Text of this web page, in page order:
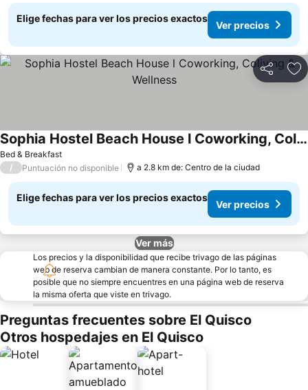
Elige fechas para ver los precios exactos
Ver precios
Compartir
Bed & Breakfast
Sophia Hostel Beach House l Coworking, Coliving & Wellness
/ Puntuación no disponible a 2.8 km de: Centro de la ciudad
Elige fechas para ver los precios exactos
Ver precios
Ver más
Los precios y la disponibilidad que recibe trivago de las páginas
web de reserva cambian de manera constante. Por lo tanto, es
posible que no siempre encuentres en una página web de reserva
la misma oferta que viste en trivago.
Preguntas frecuentes sobre El Quisco
Otros hospedajes en El Quisco